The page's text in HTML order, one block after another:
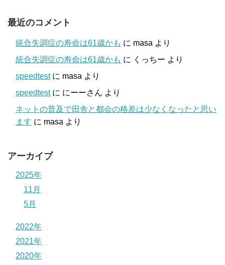
最近のコメント
統合失調症の寿命は61歳かも に masa より
統合失調症の寿命は61歳かも に くっちー より
speedtestに masa より
speedtestに にーーさん より
ネットの普及で田舎と都会の格差は少なくなったと思い
ます に masa より
アーカイブ
2025年
11月
5月
2022年
2021年
2020年